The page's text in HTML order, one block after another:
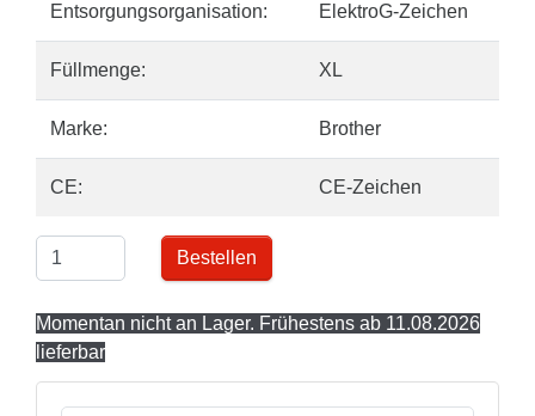
Entsorgungsorganisation: ElektroG-Zeichen
Füllmenge: XL
Marke: Brother
CE: CE-Zeichen
Bestellen
Momentan nicht an Lager. Frühestens ab 11.08.2026
lieferbar